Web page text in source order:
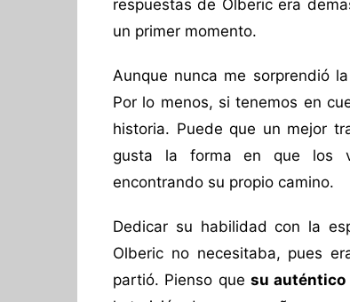
respuestas de Olberic era
un primer momento.
Aunque nunca me sorprendió
Por lo menos, si tenemos en
historia. Puede que un mejor
gusta la forma en que los
encontrando su propio camino.
Dedicar su habilidad con la
Olberic no necesitaba, pues
partió. Pienso que su auténtico